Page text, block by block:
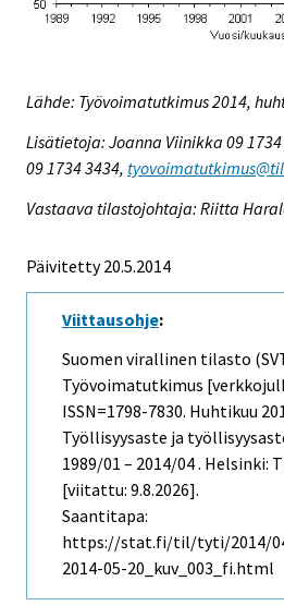
Lähde: Työvoimatutkimus 2014,
Lisätietoja: Joanna Viinikka 09
09 1734 3434,
Vastaava tilastojohtaja: Riitta
Päivitetty 20.5.2014
Viittausohje:
Suomen virallinen tilasto
Työvoimatutkimus
ISSN=1798-7830. Huhtikuu
Työllisyysaste ja
1989/01 – 2014/04 . Helsinki:
[viitattu: 9.8.2026].
Saantitapa:
https://stat.fi/til/tyti/2014/
2014-05-20_kuv_003_fi.html